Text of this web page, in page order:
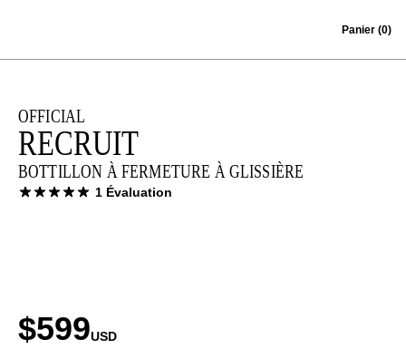
Panier (0)
OFFICIAL
RECRUIT
BOTTILLON À FERMETURE À GLISSIÈRE
1 Évaluation
$599USD